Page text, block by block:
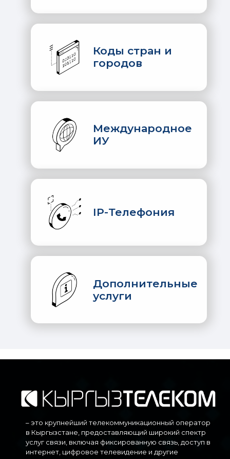
Коды стран и
городов
Международное
ИУ
IP-Телефония
Дополнительные
услуги
– это крупнейший телекоммуникационный оператор
в Кыргызстане, предоставляющий широкий спектр
услуг связи, включая фиксированную связь, доступ в
интернет, цифровое телевидение и другие